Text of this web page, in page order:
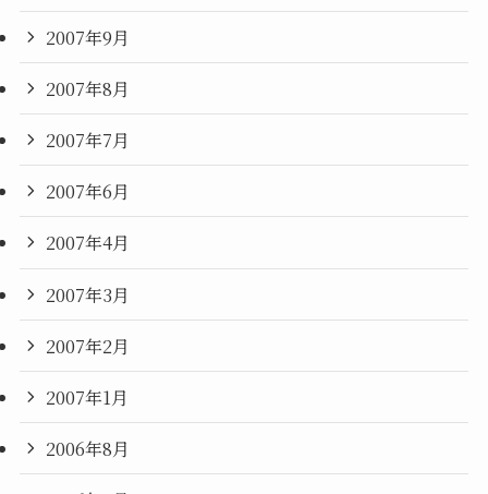
2007年9月
2007年8月
2007年7月
2007年6月
2007年4月
2007年3月
2007年2月
2007年1月
2006年8月